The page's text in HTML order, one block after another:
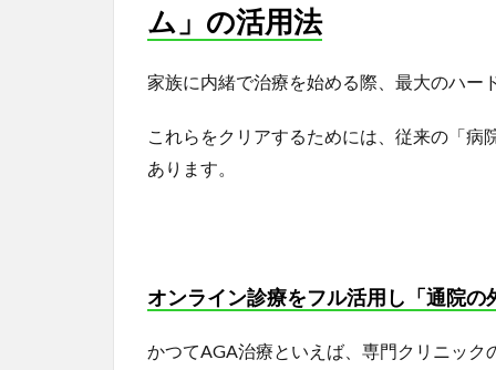
ム」の活用法
家族に内緒で治療を始める際、最大のハー
これらをクリアするためには、従来の「
あります。
オンライン診療をフル活用し「通院の
かつてAGA治療といえば、専門クリニッ